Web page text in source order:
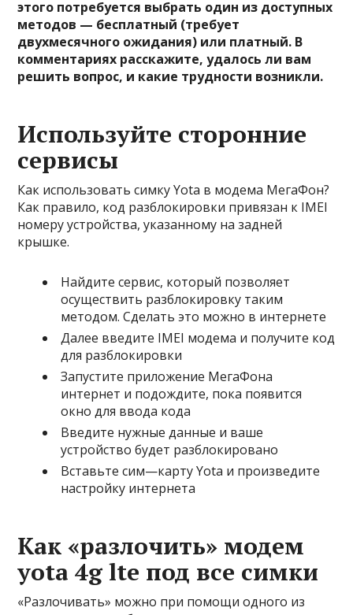
этого потребуется выбрать один из доступных
методов — бесплатный (требует
двухмесячного ожидания) или платный. В
комментариях расскажите, удалось ли вам
решить вопрос, и какие трудности возникли.
Используйте сторонние
сервисы
Как использовать симку Yota в модема МегаФон?
Как правило, код разблокировки привязан к IMEI
номеру устройства, указанному на задней
крышке.
Найдите сервис, который позволяет
осуществить разблокировку таким
методом. Сделать это можно в интернете
Далее введите IMEI модема и получите код
для разблокировки
Запустите приложение МегаФона
интернет и подождите, пока появится
окно для ввода кода
Введите нужные данные и ваше
устройство будет разблокировано
Вставьте сим—карту Yota и произведите
настройку интернета
Как «разлочить» модем
yota 4g lte под все симки
«Разлочивать» можно при помощи одного из